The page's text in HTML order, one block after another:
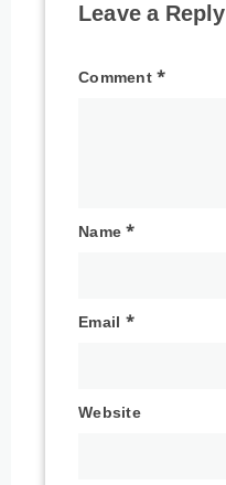
Leave a Reply
Comment*
Name*
Email *
Website